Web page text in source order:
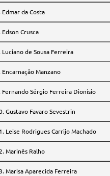
Edmar da Costa
Edson Crusca
Luciano de Sousa Ferreira
Encarnação Manzano
Fernando Sérgio Ferreira Dionísio
Gustavo Favaro Sevestrin
Leise Rodrigues Carrijo Machado
Marinês Ralho
Marisa Aparecida Ferreira